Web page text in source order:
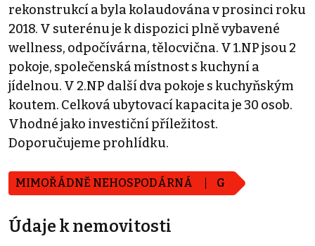
rekonstrukcí a byla kolaudována v prosinci roku
2018. V suterénu je k dispozici plně vybavené
wellness, odpočívárna, tělocvična. V 1.NP jsou 2
pokoje, společenská místnost s kuchyní a
jídelnou. V 2.NP další dva pokoje s kuchyňským
koutem. Celková ubytovací kapacita je 30 osob.
Vhodné jako investiční příležitost.
Doporučujeme prohlídku.
MIMOŘÁDNĚ NEHOSPODÁRNÁ G
Údaje k nemovitosti